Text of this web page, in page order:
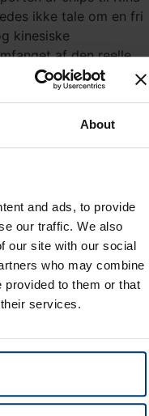
About
and ads, to provide
our traffic. We also
our site with our social
who may combine
provided to them or that
services.
ikke tale om en fri
kinesiske
af den reelle
at forholde sig
vi beskrev i
til Kina – Her er
alene ment som en
medinvestorer.
at købe eller sælge
eventuelt vores
vi os fortsat i et
det kinesiske marked.
ældre og modificerede
godkendte kunder,